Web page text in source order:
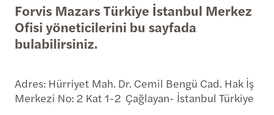
Forvis Mazars Türkiye İstanbul Merkez
Ofisi yöneticilerini bu sayfada
bulabilirsiniz.
Adres: Hürriyet Mah. Dr. Cemil Bengü Cad. Hak İş
Merkezi No: 2 Kat 1-2 Çağlayan- İstanbul Türkiye